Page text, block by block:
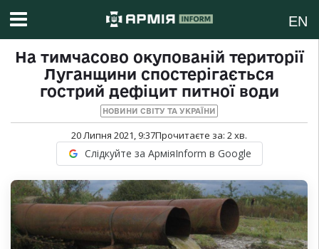
EN
На тимчасово окупованій території
Луганщини спостерігається
гострий дефіцит питної води
НОВИНИ СВІТУ ТА УКРАЇНИ
20 Липня 2021, 9:37Прочитаєте за: 2хв.
Слідкуйте за АрміяInform в Google